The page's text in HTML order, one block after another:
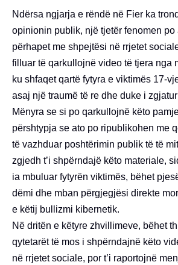
Ndërsa ngjarja e rëndë në Fier ka
opinionin publik, një tjetër fenomen po
përhapet me shpejtësi në rrjetet
filluar të qarkullojnë video të tjera nga
ku shfaqet qartë fytyra e viktimës 17-
asaj një traumë të re dhe duke i
Mënyra se si po qarkullojnë këto
përshtypja se ato po ripublikohen me
të vazhduar poshtërimin publik të të
zgjedh t’i shpërndajë këto materiale,
ia mbuluar fytyrën viktimës, bëhet
dëmi dhe mban përgjegjësi direkte
e këtij bullizmi kibernetik.
Në dritën e këtyre zhvillimeve, bëhet
qytetarët të mos i shpërndajnë këto
në rrjetet sociale, por t’i raportojnë